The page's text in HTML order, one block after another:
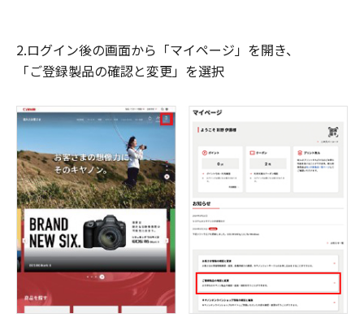
2.ログイン後の画面から「マイページ」を開き、
「ご登録製品の確認と変更」を選択